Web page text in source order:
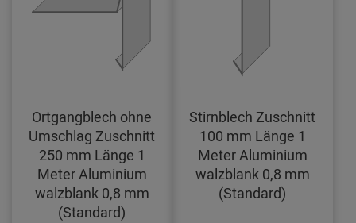
Ortgangblech ohne
Umschlag Zuschnitt
250 mm Länge 1
Meter Aluminium
walzblank 0,8 mm
(Standard)
Stirnblech Zuschnitt
100 mm Länge 1
Meter Aluminium
walzblank 0,8 mm
(Standard)